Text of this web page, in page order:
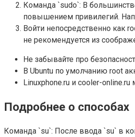
Команда `sudo`: В
повышением привилегий.
Войти непосредственно как
не рекомендуется из
Не забывайте про
В Ubuntu по умолчанию root
Linuxphone.ru и cooler-
Подробнее о способах
Команда `su`: После ввода `su` в